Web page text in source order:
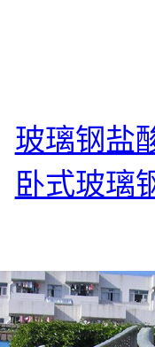
玻璃钢盐
卧式玻璃